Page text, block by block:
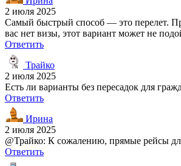
2 июля 2025
Самый быстрый способ — это перелет.
вас нет визы, этот вариант может не
Ответить
Трайко
2 июля 2025
Есть ли варианты без пересадок для
Ответить
Ирина
2 июля 2025
@Трайко: К сожалению, прямые рейсы
Ответить